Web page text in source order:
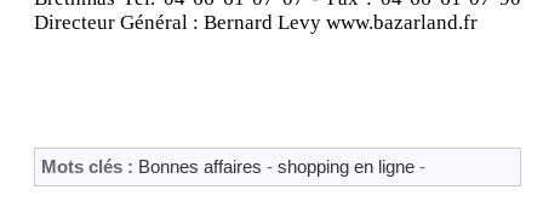
Directeur Général : Bernard Levy www.bazarland.fr
Mots clés : Bonnes affaires - shopping en ligne -